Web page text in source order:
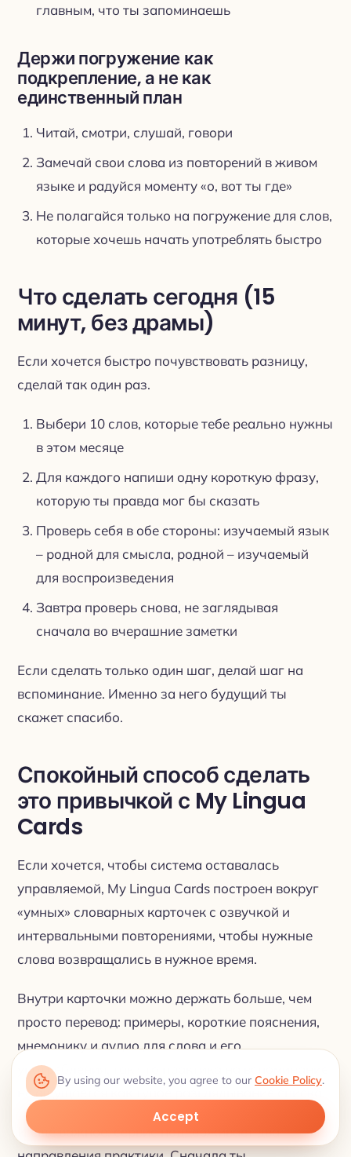
главным, что ты запоминаешь
Держи погружение как
подкрепление, а не как
единственный план
Читай, смотри, слушай, говори
Замечай свои слова из повторений в живом
языке и радуйся моменту «о, вот ты где»
Не полагайся только на погружение для слов,
которые хочешь начать употреблять быстро
Что сделать сегодня (15
минут, без драмы)
Если хочется быстро почувствовать разницу,
сделай так один раз.
Выбери 10 слов, которые тебе реально нужны
в этом месяце
Для каждого напиши одну короткую фразу,
которую ты правда мог бы сказать
Проверь себя в обе стороны: изучаемый язык
– родной для смысла, родной – изучаемый
для воспроизведения
Завтра проверь снова, не заглядывая
сначала во вчерашние заметки
Если сделать только один шаг, делай шаг на
вспоминание. Именно за него будущий ты
скажет спасибо.
Спокойный способ сделать
это привычкой с My Lingua
Cards
Если хочется, чтобы система оставалась
управляемой, My Lingua Cards построен вокруг
«умных» словарных карточек с озвучкой и
интервальными повторениями, чтобы нужные
слова возвращались в нужное время.
Внутри карточки можно держать больше, чем
просто перевод: примеры, короткие пояснения,
мнемонику и аудио для слова и его
употребления, так что практика на вспоминание
не ощущается как тупое разглядывание списка.
И ещё важное: сервис поддерживает два
By using our website, you agree to our Cookie Policy.
Accept